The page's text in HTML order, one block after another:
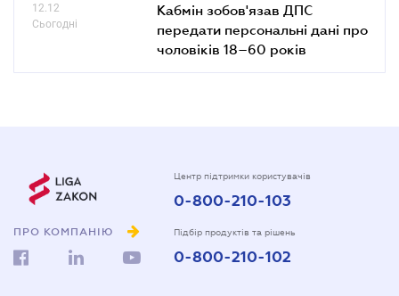
12.12
Сьогодні
Кабмін зобов'язав ДПС
передати персональні дані про
чоловіків 18–60 років
ПРО КОМПАНІЮ
Центр підтримки користувачів
0-800-210-103
Підбір продуктів та рішень
0-800-210-102